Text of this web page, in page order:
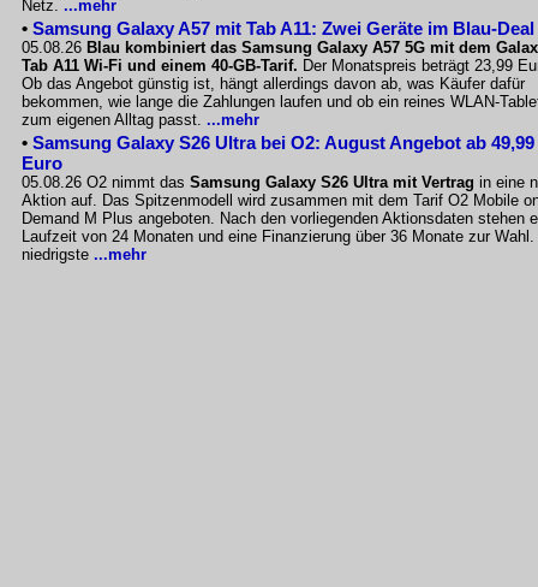
Netz. ...mehr
• Samsung Galaxy A57 mit Tab A11: Zwei Geräte im Blau-Deal
05.08.26 Blau kombiniert das Samsung Galaxy A57 5G mit dem
Tab A11 Wi-Fi und einem 40-GB-Tarif. Der Monatspreis beträgt 23,99
Ob das Angebot günstig ist, hängt allerdings davon ab, was Käufer dafür
bekommen, wie lange die Zahlungen laufen und ob ein reines WLAN-
zum eigenen Alltag passt. ...mehr
• Samsung Galaxy S26 Ultra bei O2: August Angebot ab 49,99
Euro
05.08.26 O2 nimmt das Samsung Galaxy S26 Ultra mit Vertrag in eine
Aktion auf. Das Spitzenmodell wird zusammen mit dem Tarif O2 Mobile
Demand M Plus angeboten. Nach den vorliegenden Aktionsdaten stehen
Laufzeit von 24 Monaten und eine Finanzierung über 36 Monate zur Wahl.
niedrigste ...mehr